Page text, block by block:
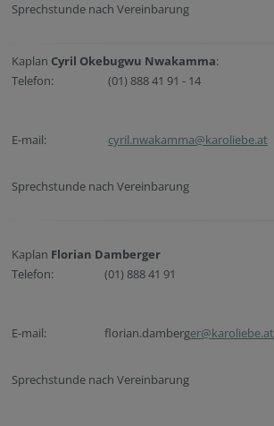
Sprechstunde nach Vereinbarung
Kaplan Cyril Okebugwu Nwakamma:
Telefon:
(01) 888 41 91 - 14
E-mail: cyril.nwakamma@karoliebe.at
Sprechstunde nach Vereinbarung
Kaplan Florian Damberger
Telefon:
(01) 888 41 91
E-mail: florian.damberger@karoliebe.at
Sprechstunde nach Vereinbarung